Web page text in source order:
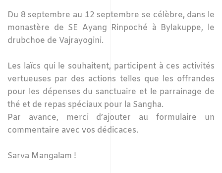
Du 8 septembre au 12 septembre se célèbre, dans le
monastère de SE Ayang Rinpoché à Bylakuppe, le
drubchoe de Vajrayogini.
Les laïcs qui le souhaitent, participent à ces activités
vertueuses par des actions telles que les offrandes
pour les dépenses du sanctuaire et le parrainage de
thé et de repas spéciaux pour la Sangha.
Par avance, merci d’ajouter au formulaire un
commentaire avec vos dédicaces.
Sarva Mangalam !